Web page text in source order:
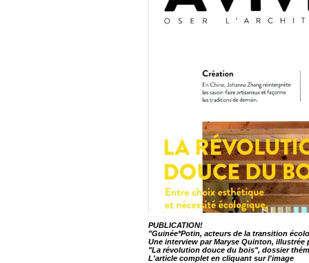
PUBLICATION!
"Guinée*Potin, acteurs de la transition
Une interview par Maryse Quinton,
"La révolution douce du bois", dossier
L'article complet en cliquant sur l'image